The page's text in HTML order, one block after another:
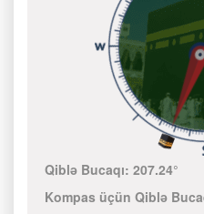
Qiblə Bucaqı:207.24°
Kompas üçün Qiblə